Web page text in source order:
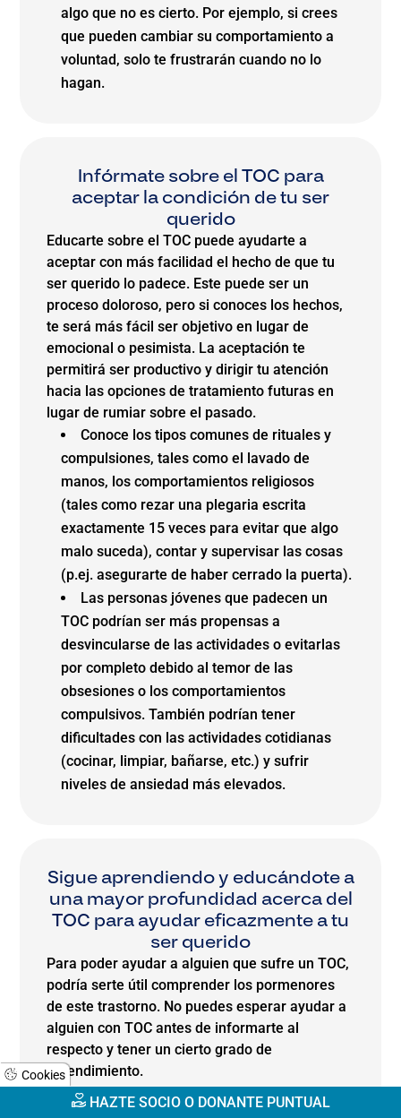
Cookies
algo que no es cierto. Por ejemplo, si crees
que pueden cambiar su comportamiento a
voluntad, solo te frustrarán cuando no lo
hagan.
Infórmate sobre el TOC para
aceptar la condición de tu ser
querido
Educarte sobre el TOC puede ayudarte a
aceptar con más facilidad el hecho de que tu
ser querido lo padece. Este puede ser un
proceso doloroso, pero si conoces los hechos,
te será más fácil ser objetivo en lugar de
emocional o pesimista. La aceptación te
permitirá ser productivo y dirigir tu atención
hacia las opciones de tratamiento futuras en
lugar de rumiar sobre el pasado.
Conoce los tipos comunes de rituales y
compulsiones, tales como el lavado de
manos, los comportamientos religiosos
(tales como rezar una plegaria escrita
exactamente 15 veces para evitar que algo
malo suceda), contar y supervisar las cosas
(p.ej. asegurarte de haber cerrado la puerta).
Las personas jóvenes que padecen un
TOC podrían ser más propensas a
desvincularse de las actividades o evitarlas
por completo debido al temor de las
obsesiones o los comportamientos
compulsivos. También podrían tener
dificultades con las actividades cotidianas
(cocinar, limpiar, bañarse, etc.) y sufrir
niveles de ansiedad más elevados.
Sigue aprendiendo y educándote a
una mayor profundidad acerca del
TOC para ayudar eficazmente a tu
ser querido
Para poder ayudar a alguien que sufre un TOC,
podría serte útil comprender los pormenores
de este trastorno. No puedes esperar ayudar a
alguien con TOC antes de informarte al
respecto y tener un cierto grado de
entendimiento.
Existen muchos libros sobre el tema, así
HAZTE SOCIO O DONANTE PUNTUAL